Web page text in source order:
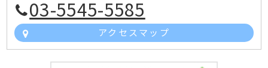
03-5545-5585
アクセスマップ